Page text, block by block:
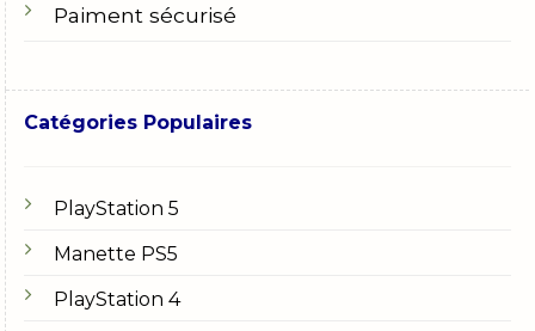
Paiment sécurisé
Catégories Populaires
PlayStation 5
Manette PS5
PlayStation 4